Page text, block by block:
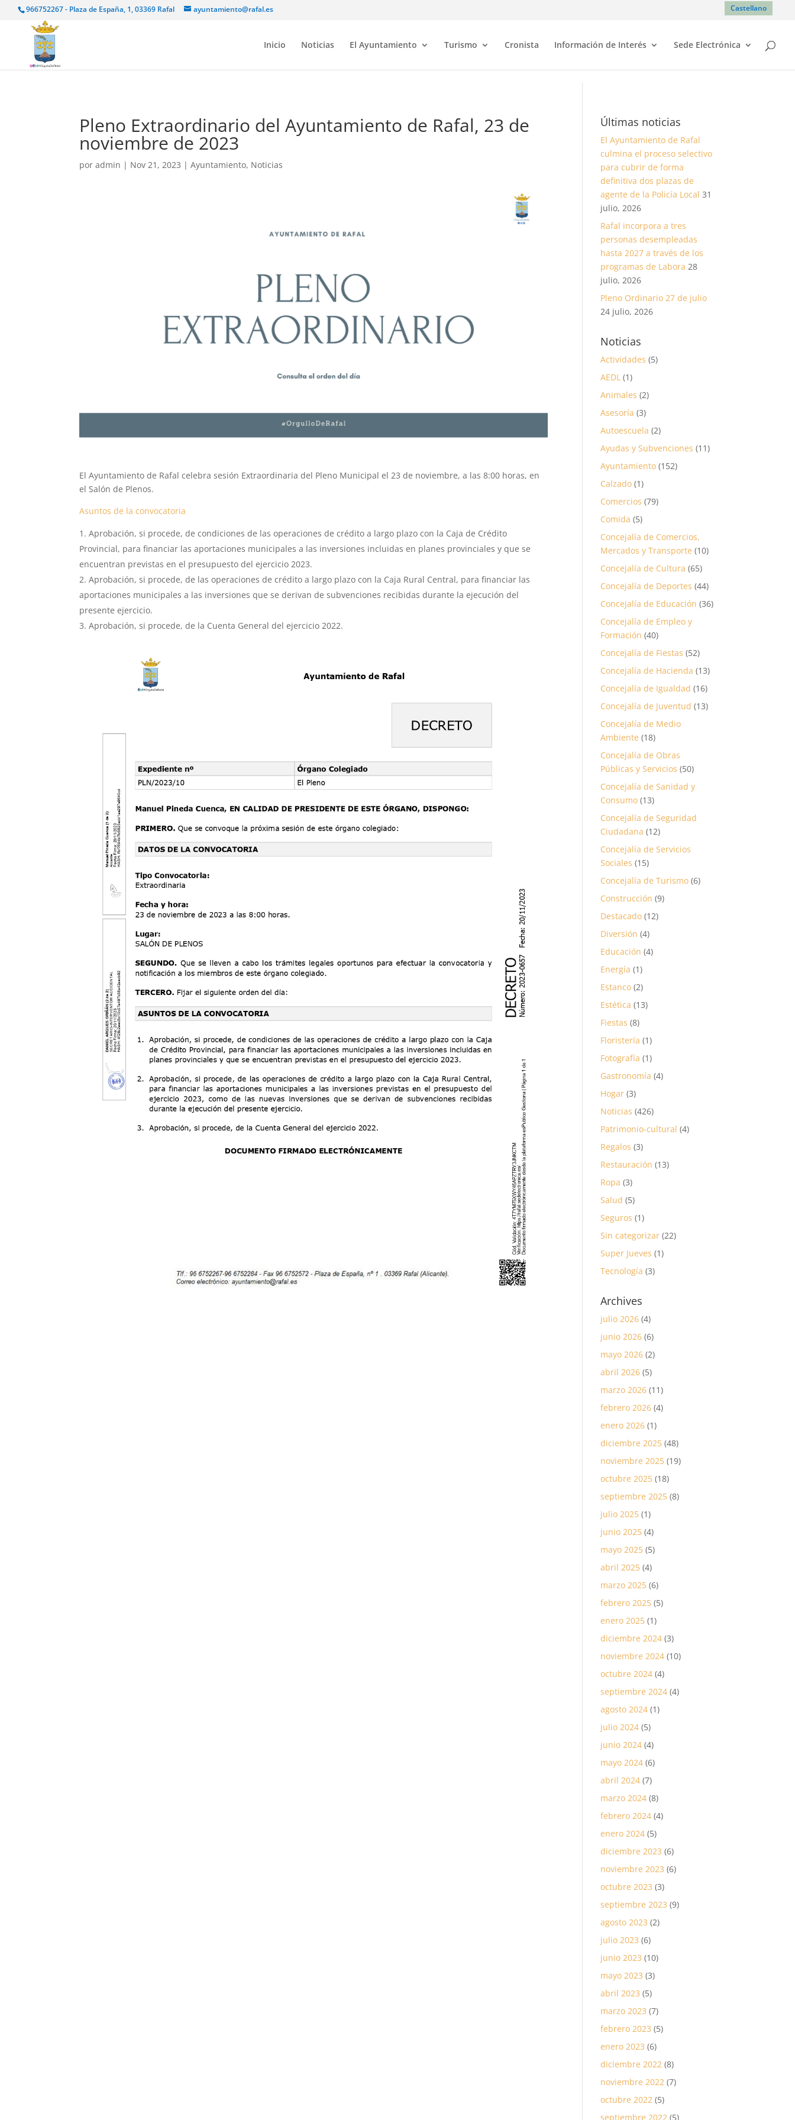
966752267 - Plaza de España, 1, 03369 Rafal ayuntamiento@rafal.es Castellano
Inicio Noticias El Ayuntamiento Turismo Cronista Información de Interés Sede Electrónica
Pleno Extraordinario del Ayuntamiento de Rafal, 23 de
noviembre de 2023
poradmin | Nov 21, 2023 |Ayuntamiento, Noticias
El Ayuntamiento de Rafal celebra sesión Extraordinaria del Pleno Municipal el 23 de noviembre, a las 8:00 horas, en
el Salón de Plenos.
Asuntos de la convocatoria
Aprobación, si procede, de condiciones de las operaciones de crédito a largo plazo con la Caja de Crédito
Provincial, para financiar las aportaciones municipales a las inversiones incluidas en planes provinciales y que se
encuentran previstas en el presupuesto del ejercicio 2023.
Aprobación, si procede, de las operaciones de crédito a largo plazo con la Caja Rural Central, para financiar las
aportaciones municipales a las inversiones que se derivan de subvenciones recibidas durante la ejecución del
presente ejercicio.
Aprobación, si procede, de la Cuenta General del ejercicio 2022.
Últimas noticias
El Ayuntamiento de Rafal
culmina el proceso selectivo
para cubrir de forma
definitiva dos plazas de
agente de la Policía Local 31
julio, 2026
Rafal incorpora a tres
personas desempleadas
hasta 2027 a través de los
programas de Labora 28
julio, 2026
Pleno Ordinario 27 de julio
24 julio, 2026
Noticias
Actividades (5)
AEDL (1)
Animales (2)
Asesoría (3)
Autoescuela (2)
Ayudas y Subvenciones (11)
Ayuntamiento (152)
Calzado (1)
Comercios (79)
Comida (5)
Concejalía de Comercios,
Mercados y Transporte (10)
Concejalía de Cultura (65)
Concejalía de Deportes (44)
Concejalía de Educación (36)
Concejalía de Empleo y
Formación (40)
Concejalía de Fiestas (52)
Concejalía de Hacienda (13)
Concejalía de Igualdad (16)
Concejalía de Juventud (13)
Concejalía de Medio
Ambiente (18)
Concejalía de Obras
Públicas y Servicios (50)
Concejalía de Sanidad y
Consumo (13)
Concejalía de Seguridad
Ciudadana (12)
Concejalía de Servicios
Sociales (15)
Concejalía de Turismo (6)
Construcción (9)
Destacado (12)
Diversión (4)
Educación (4)
Energía (1)
Estanco (2)
Estética (13)
Fiestas (8)
Floristería (1)
Fotografía (1)
Gastronomía (4)
Hogar (3)
Noticias (426)
Patrimonio-cultural (4)
Regalos (3)
Restauración (13)
Ropa (3)
Salud (5)
Seguros (1)
Sin categorizar (22)
Super Jueves (1)
Tecnología (3)
Archives
julio 2026 (4)
junio 2026 (6)
mayo 2026 (2)
abril 2026 (5)
marzo 2026 (11)
febrero 2026 (4)
enero 2026 (1)
diciembre 2025 (48)
noviembre 2025 (19)
octubre 2025 (18)
septiembre 2025 (8)
julio 2025 (1)
junio 2025 (4)
mayo 2025 (5)
abril 2025 (4)
marzo 2025 (6)
febrero 2025 (5)
enero 2025 (1)
diciembre 2024 (3)
noviembre 2024 (10)
octubre 2024 (4)
septiembre 2024 (4)
agosto 2024 (1)
julio 2024 (5)
junio 2024 (4)
mayo 2024 (6)
abril 2024 (7)
marzo 2024 (8)
febrero 2024 (4)
enero 2024 (5)
diciembre 2023 (6)
noviembre 2023 (6)
octubre 2023 (3)
septiembre 2023 (9)
agosto 2023 (2)
julio 2023 (6)
junio 2023 (10)
mayo 2023 (3)
abril 2023 (5)
marzo 2023 (7)
febrero 2023 (5)
enero 2023 (6)
diciembre 2022 (8)
noviembre 2022 (7)
octubre 2022 (5)
septiembre 2022 (5)